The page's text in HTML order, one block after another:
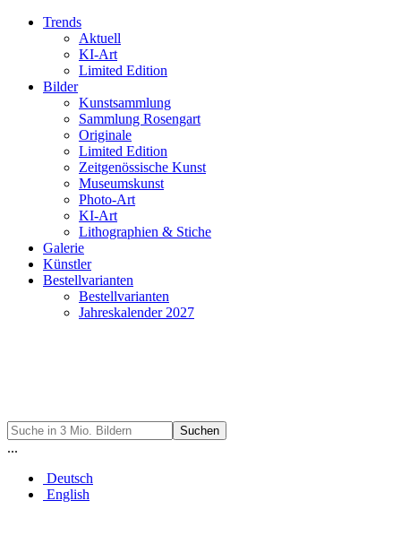
Trends
Aktuell
KI-Art
Limited Edition
Bilder
Kunstsammlung
Sammlung Rosengart
Originale
Limited Edition
Zeitgenössische Kunst
Museumskunst
Photo-Art
KI-Art
Lithographien & Stiche
Galerie
Künstler
Bestellvarianten
Bestellvarianten
Jahreskalender 2027
Suchen
...
Deutsch
English